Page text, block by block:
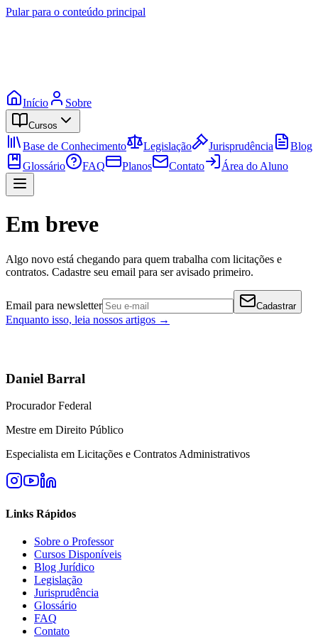
Pular para o conteúdo principal
Início Sobre
Cursos
Base de Conhecimento Legislação Jurisprudência
Blog
Glossário
FAQ Planos Contato Área do Aluno
Em breve
Algo novo está chegando para quem trabalha com licitações e
contratos. Cadastre seu email para ser avisado primeiro.
Email para newsletter Cadastrar
Enquanto isso, leia nossos artigos →
Daniel Barral
Procurador Federal
Mestre em Direito Público
Especialista em Licitações e Contratos Administrativos
Links Rápidos
Sobre o Professor
Cursos Disponíveis
Blog Jurídico
Legislação
Jurisprudência
Glossário
FAQ
Contato